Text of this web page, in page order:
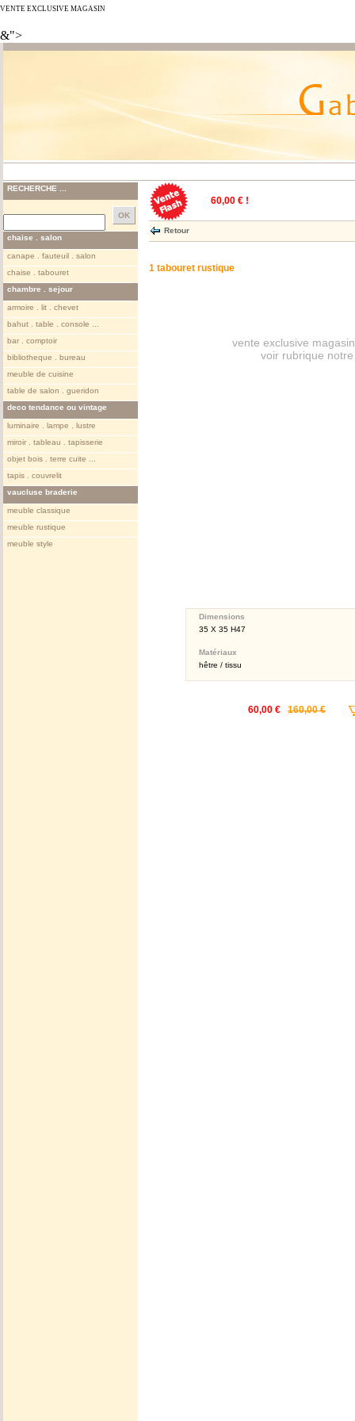
VENTE EXCLUSIVE MAGASIN
&">
RECHERCHE ...
chaise . salon
canape . fauteuil . salon
chaise . tabouret
chambre . sejour
armoire . lit . chevet
bahut . table . console ...
bar . comptoir
bibliotheque . bureau
meuble de cuisine
table de salon . gueridon
deco tendance ou vintage
luminaire . lampe . lustre
miroir . tableau . tapisserie
objet bois . terre cuite ...
tapis . couvrelit
vaucluse braderie
meuble classique
meuble rustique
meuble style
60,00 € !
Retour
1 tabouret rustique
vente exclusive
voir rubrique
Dimensions
35 X 35 H47
Matériaux
hêtre / tissu
60,00 € 160,00 €